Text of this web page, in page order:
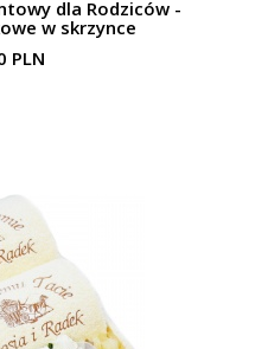
dla Rodziców -
w skrzynce
PLN